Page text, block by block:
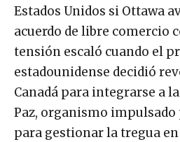
Estados Unidos si Ottawa
acuerdo de libre comercio
tensión escaló cuando el
estadounidense decidió
Canadá para integrarse a
Paz, organismo impulsado
para gestionar la tregua